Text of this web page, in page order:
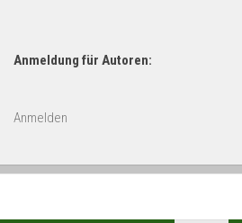
Anmeldung für Autoren:
Anmelden